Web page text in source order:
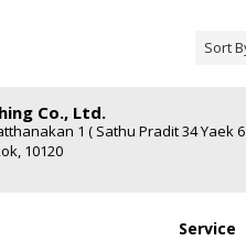
Sort
Co., Ltd.
1 ( Sathu Pradit 34 Yaek
10120
Service